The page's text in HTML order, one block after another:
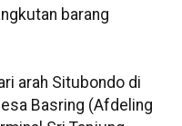
barang
arah Situbondo di
Basring (Afdeling